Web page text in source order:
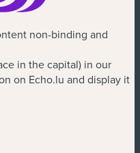
non-binding and
in the capital) in our
on Echo.lu and display it